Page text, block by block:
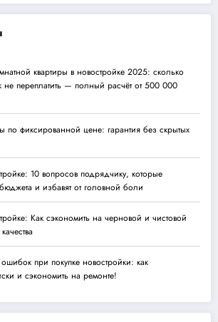
квартиры в новостройке 2025: сколько
не переплатить — полный расчёт от 500 000
по фиксированной цене: гарантия без скрытых
10 вопросов подрядчику, которые
и избавят от головной боли
Как сэкономить на черновой и чистовой
ошибок при покупке новостройки: как
и сэкономить на ремонте!